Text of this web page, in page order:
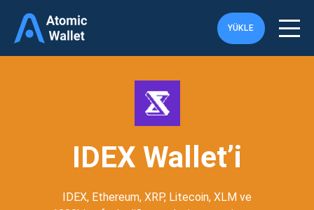
YÜKLE
IDEX Wallet’i
IDEX, Ethereum, XRP, Litecoin, XLM ve